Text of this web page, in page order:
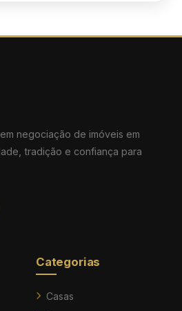
negociação de imóveis em
tradição e confiança para
Categorias
Casas